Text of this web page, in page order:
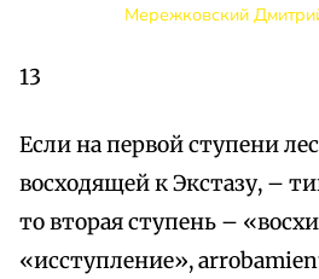
Мережковский
13
Если на первой ступени
восходящей к Экстазу, –
то вторая ступень –
«исступление»,